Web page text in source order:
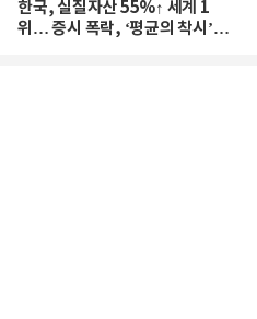
한국, 실질자산 55%↑ 세계 1
위… 증시 폭락, ‘평균의 착시’와